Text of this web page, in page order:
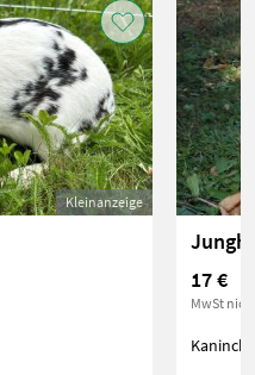
Kleinanzeige
17 €
MwSt